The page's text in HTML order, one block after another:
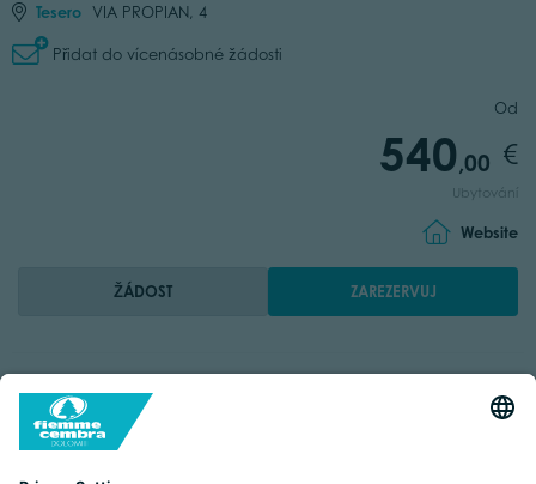
Od
540,00
Ubytování
Tesero VIA PROPIAN, 4
Přidat do vícenásobné žádosti
Website
ŽÁDOST ZAREZERVUJ